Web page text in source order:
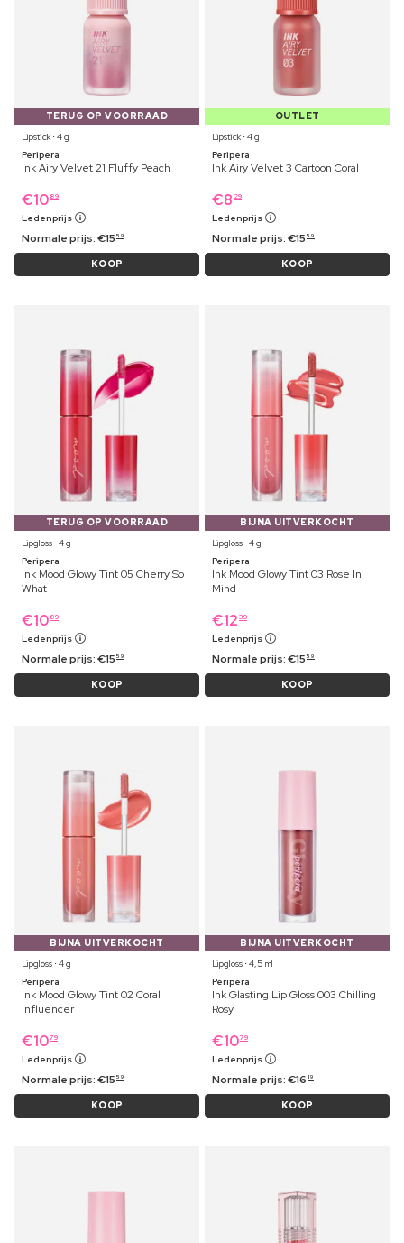
TERUG OP VOORRAAD
Lipstick ⋅ 4 g
Peripera
Ink Airy Velvet 21 Fluffy Peach
€10 89
Ledenprijs
Normale prijs:€15 59
KOOP
OUTLET
Lipstick ⋅ 4 g
Peripera
Ink Airy Velvet 3 Cartoon Coral
€8 29
Ledenprijs
Normale prijs:€15 59
KOOP
TERUG OP VOORRAAD
Lipgloss ⋅ 4 g
Peripera
Ink Mood Glowy Tint 05 Cherry So
What
€10 89
Ledenprijs
Normale prijs:€15 59
KOOP
BIJNA UITVERKOCHT
Lipgloss ⋅ 4 g
Peripera
Ink Mood Glowy Tint 03 Rose In
Mind
€12 39
Ledenprijs
Normale prijs:€15 59
KOOP
BIJNA UITVERKOCHT
Lipgloss ⋅ 4 g
Peripera
Ink Mood Glowy Tint 02 Coral
Influencer
€1079
Ledenprijs
Normale prijs:€15 59
KOOP
BIJNA UITVERKOCHT
Lipgloss ⋅ 4,5 ml
Peripera
Ink Glasting Lip Gloss 003 Chilling
Rosy
€1079
Ledenprijs
Normale prijs:€16 19
KOOP